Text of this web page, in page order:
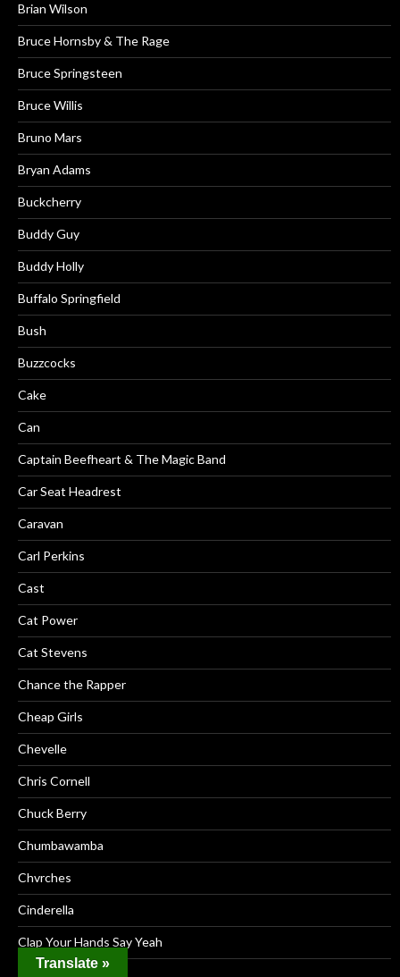
Brian Wilson
Bruce Hornsby & The Rage
Bruce Springsteen
Bruce Willis
Bruno Mars
Bryan Adams
Buckcherry
Buddy Guy
Buddy Holly
Buffalo Springfield
Bush
Buzzcocks
Cake
Can
Captain Beefheart & The Magic Band
Car Seat Headrest
Caravan
Carl Perkins
Cast
Cat Power
Cat Stevens
Chance the Rapper
Cheap Girls
Chevelle
Chris Cornell
Chuck Berry
Chumbawamba
Chvrches
Cinderella
Clap Your Hands Say Yeah
Translate »